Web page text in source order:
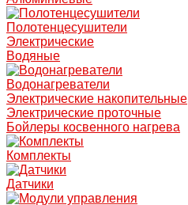
Полотенцесушители
Электрические
Водяные
Водонагреватели
Электрические накопительные
Электрические проточные
Бойлеры косвенного нагрева
Комплекты
Датчики